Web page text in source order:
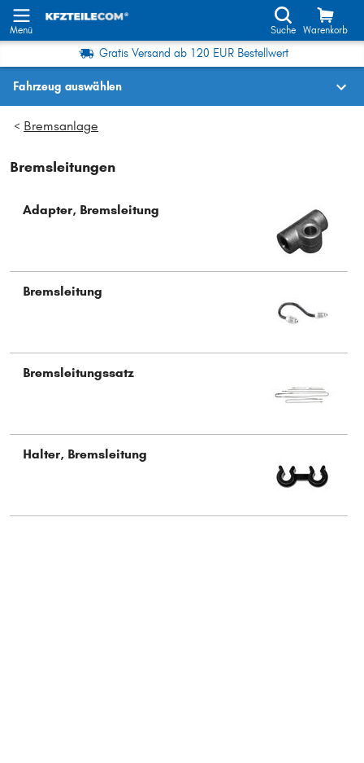
Menü Suche Warenkorb
Gratis Versand ab 120 EUR Bestellwert
Fahrzeug auswählen
Fahrzeug auswählen
Oder Fahrzeugauswahl nach Kriterien:
Hersteller wählen
Typ wählen
> Bremsanlage
Bremsleitungen
Adapter, Bremsleitung
Bremsleitung
Bremsleitungssatz
Halter, Bremsleitung